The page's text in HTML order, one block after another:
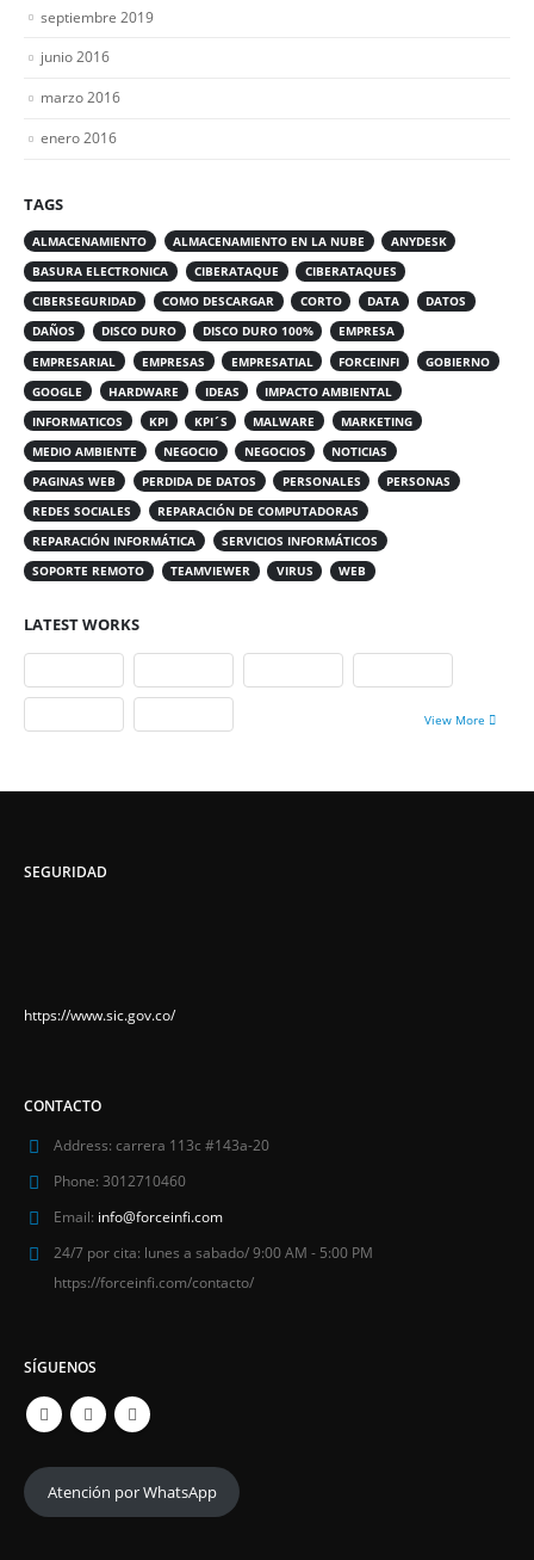
septiembre 2019
junio 2016
marzo 2016
enero 2016
TAGS
ALMACENAMIENTO ALMACENAMIENTO EN LA NUBE
ANYDESK
BASURA ELECTRONICA
CIBERATAQUE
CIBERATAQUES
CIBERSEGURIDAD
COMO DESCARGAR CORTO DATA
DATOS
DAÑOS
DISCO DURO DISCO DURO 100%
EMPRESA
EMPRESARIAL
EMPRESAS EMPRESATIAL FORCEINFI
GOBIERNO
GOOGLE
HARDWARE IDEAS
IMPACTO AMBIENTAL
INFORMATICOS
KPI KPI´S MALWARE
MARKETING
MEDIO AMBIENTE
NEGOCIO NEGOCIOS
NOTICIAS
PAGINAS WEB
PERDIDA DE DATOS PERSONALES
PERSONAS
REDES SOCIALES
REPARACIÓN DE COMPUTADORAS
REPARACIÓN INFORMÁTICA
SERVICIOS INFORMÁTICOS
SOPORTE REMOTO
TEAMVIEWER VIRUS WEB
LATEST WORKS
View More
SEGURIDAD
https://www.sic.gov.co/
CONTACTO
Address: carrera 113c #143a-20
Phone: 3012710460
Email: info@forceinfi.com
24/7 por cita: lunes a sabado/ 9:00 AM - 5:00 PM
https://forceinfi.com/contacto/
SÍGUENOS
Atención por WhatsApp